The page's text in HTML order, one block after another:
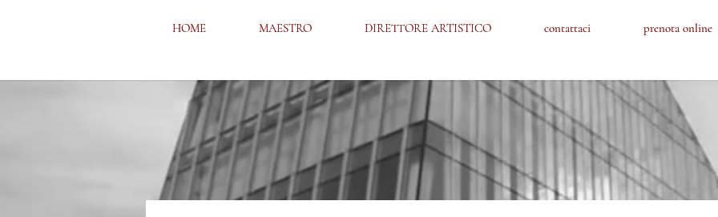
HOME MAESTRO DIRETTORE ARTISTICO contattaci prenota online
HOME MAESTRO DIRETTORE ARTISTICO contattaci prenota online